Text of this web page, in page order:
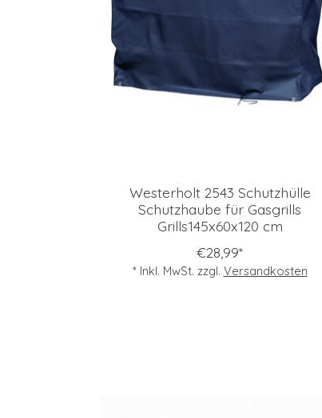
Westerholt 2543 Schutzhülle
Schutzhaube für Gasgrills
Grills145x60x120 cm
€28,99*
* Inkl. MwSt. zzgl. Versandkosten